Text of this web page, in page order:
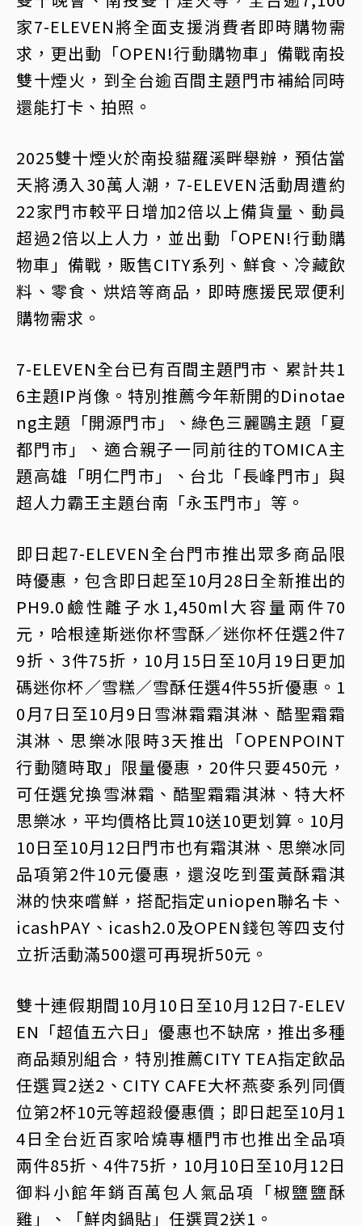
家7-ELEVEN將全面支援消費者即時購物需
求，更出動「OPEN!行動購物車」備戰南投
雙十煙火，到全台逾百間主題門市補給同時
還能打卡、拍照。
2025雙十煙火於南投貓羅溪畔舉辦，預估當
天將湧入30萬人潮，7-ELEVEN活動周遭約
22家門市較平日增加2倍以上備貨量、動員
超過2倍以上人力，並出動「OPEN!行動購
物車」備戰，販售CITY系列、鮮食、冷藏飲
料、零食、烘焙等商品，即時應援民眾便利
購物需求。
7-ELEVEN全台已有百間主題門市、累計共1
6主題IP肖像。特別推薦今年新開的Dinotae
ng主題「開源門市」、綠色三麗鷗主題「夏
都門市」、適合親子一同前往的TOMICA主
題高雄「明仁門市」、台北「長峰門市」與
超人力霸王主題台南「永玉門市」等。
即日起7-ELEVEN全台門市推出眾多商品限
時優惠，包含即日起至10月28日全新推出的
PH9.0鹼性離子水1,450ml大容量兩件70
元，哈根達斯迷你杯雪酥／迷你杯任選2件7
9折、3件75折，10月15日至10月19日更加
碼迷你杯／雪糕／雪酥任選4件55折優惠。1
0月7日至10月9日雪淋霜霜淇淋、酷聖霜霜
淇淋、思樂冰限時3天推出「OPENPOINT
行動隨時取」限量優惠，20件只要450元，
可任選兌換雪淋霜、酷聖霜霜淇淋、特大杯
思樂冰，平均價格比買10送10更划算。10月
10日至10月12日門市也有霜淇淋、思樂冰同
品項第2件10元優惠，還沒吃到蛋黃酥霜淇
淋的快來嚐鮮，搭配指定uniopen聯名卡、
icashPAY、icash2.0及OPEN錢包等四支付
立折活動滿500還可再現折50元。
雙十連假期間10月10日至10月12日7-ELEV
EN「超值五六日」優惠也不缺席，推出多種
商品類別組合，特別推薦CITY TEA指定飲品
任選買2送2、CITY CAFE大杯燕麥系列同價
位第2杯10元等超殺優惠價；即日起至10月1
4日全台近百家哈燒專櫃門市也推出全品項
兩件85折、4件75折，10月10日至10月12日
御料小館年銷百萬包人氣品項「椒鹽鹽酥
雞」、「鮮肉鍋貼」任選買2送1。